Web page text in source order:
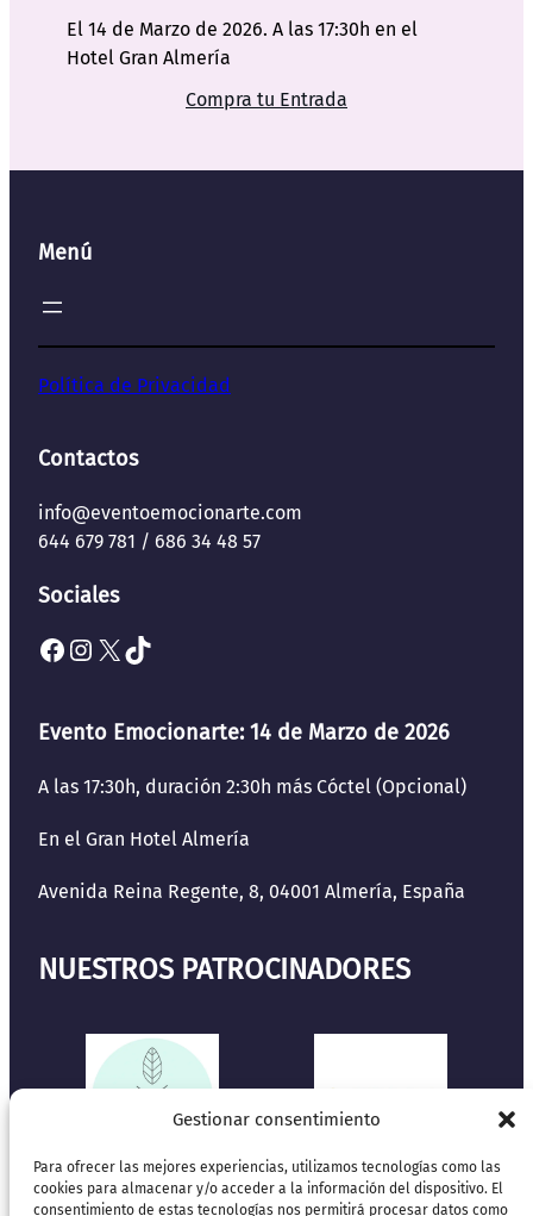
Gestionar consentimiento
Para ofrecer las mejores experiencias, utilizamos tecnologías como las
cookies para almacenar y/o acceder a la información del dispositivo. El
consentimiento de estas tecnologías nos permitirá procesar datos como
El 14 de Marzo de 2026. A las 17:30h en el
Hotel Gran Almería
Compra tu Entrada
Menú
Política de Privacidad
Contactos
info@eventoemocionarte.com
644 679 781 / 686 34 48 57
Sociales
Facebook Instagram X TikTok
Evento Emocionarte: 14 de Marzo de 2026
A las 17:30h, duración 2:30h más Cóctel (Opcional)
En el Gran Hotel Almería
Avenida Reina Regente, 8, 04001 Almería, España
NUESTROS PATROCINADORES